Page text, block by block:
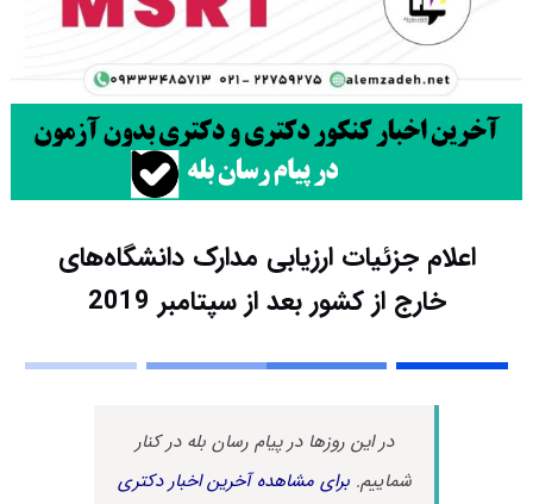
اعلام جزئیات ارزیابی مدارک دانشگاه‌های
خارج از کشور بعد از سپتامبر 2019
در این روزها در پیام رسان بله در کنار
شماییم.برای مشاهده آخرین اخبار دکتری